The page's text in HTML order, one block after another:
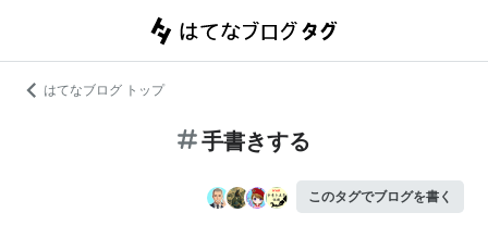
はてなブログ トップ
手書きする
このタグでブログを書く